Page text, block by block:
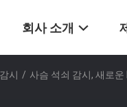
회사 소개
시 / 사슴 석쇠 감시, 새로